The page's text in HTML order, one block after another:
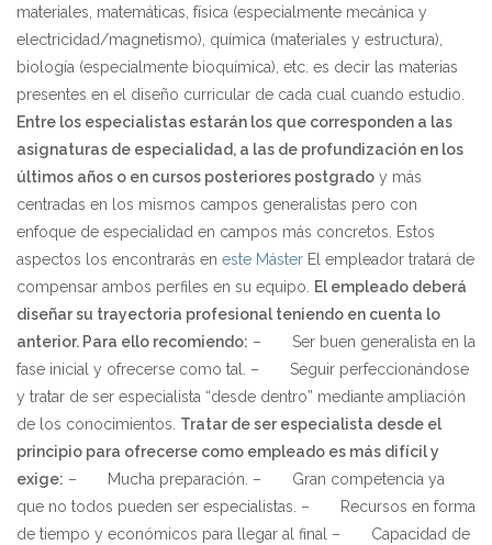
materiales, matemáticas, física (especialmente mecánica y
electricidad/magnetismo), química (materiales y estructura),
biología (especialmente bioquímica), etc. es decir las materias
presentes en el diseño curricular de cada cual cuando estudio.
Entre los especialistas estarán los que corresponden a las
asignaturas de especialidad, a las de profundización en los
últimos años o en cursos posteriores postgrado y más
centradas en los mismos campos generalistas pero con
enfoque de especialidad en campos más concretos. Estos
aspectos los encontrarás en este Máster El empleador tratará de
compensar ambos perfiles en su equipo.
El empleado deberá
diseñar su trayectoria profesional teniendo en cuenta lo
anterior. Para ello recomiendo: – Ser buen generalista en la
fase inicial y ofrecerse como tal.
– Seguir perfeccionándose
y tratar de ser especialista “desde dentro” mediante ampliación
de los conocimientos. Tratar de ser especialista desde el
principio para ofrecerse como empleado es más difícil y
exige: – Mucha preparación. – Gran competencia ya
que no todos pueden ser especialistas. –
Recursos en forma
de tiempo y económicos para llegar al final
– Capacidad de